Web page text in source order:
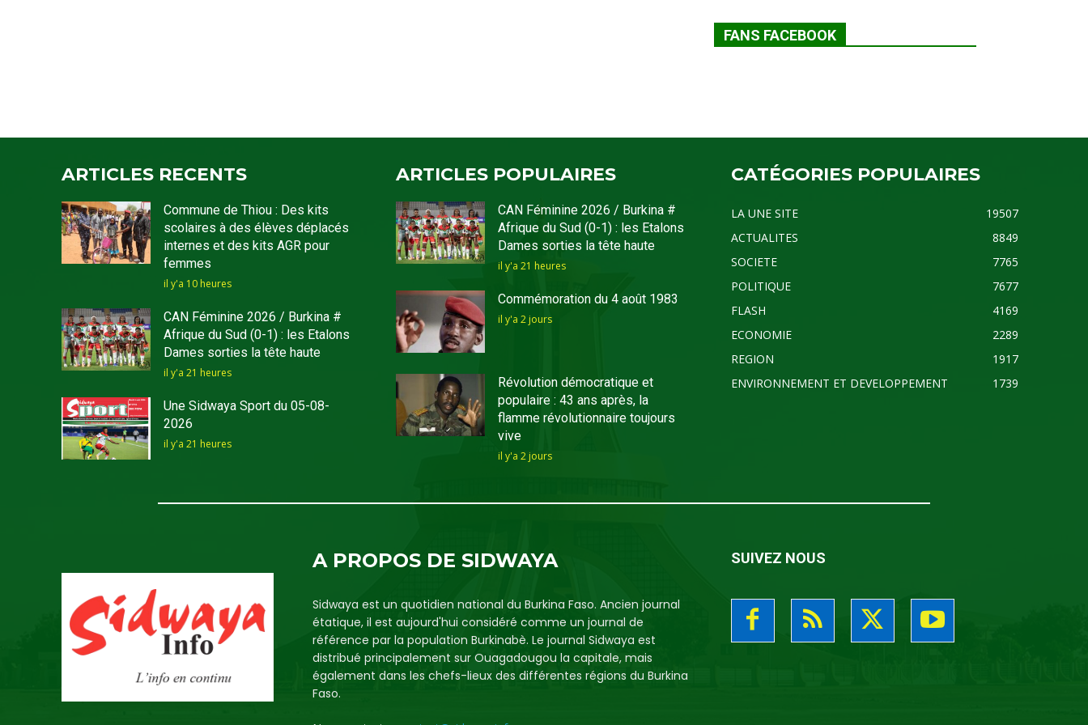
FANS FACEBOOK
ARTICLES RECENTS
Commune de Thiou : Des kits
scolaires à des élèves déplacés
internes et des kits AGR pour
femmes
il y'a 10 heures
CAN Féminine 2026 / Burkina #
Afrique du Sud (0-1) : les Etalons
Dames sorties la tête haute
il y'a 21 heures
Une Sidwaya Sport du 05-08-
2026
il y'a 21 heures
ARTICLES POPULAIRES
CAN Féminine 2026 / Burkina #
Afrique du Sud (0-1) : les Etalons
Dames sorties la tête haute
il y'a 21 heures
Commémoration du 4 août 1983
il y'a 2 jours
Révolution démocratique et
populaire : 43 ans après, la
flamme révolutionnaire toujours
vive
il y'a 2 jours
CATÉGORIES POPULAIRES
LA UNE SITE
19507
ACTUALITES
8849
SOCIETE
7765
POLITIQUE
7677
FLASH
4169
ECONOMIE
2289
REGION
1917
ENVIRONNEMENT ET DEVELOPPEMENT
1739
A PROPOS DE SIDWAYA
Sidwaya est un quotidien national du Burkina Faso. Ancien journal
étatique, il est aujourd'hui considéré comme un journal de
référence par la population Burkinabè. Le journal Sidwaya est
distribué principalement sur Ouagadougou la capitale, mais
également dans les chefs-lieux des différentes régions du Burkina
Faso.
SUIVEZ NOUS